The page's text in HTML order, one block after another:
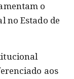
o
no Estado de
aos